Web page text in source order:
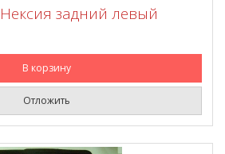
задний левый
В корзину
Отложить